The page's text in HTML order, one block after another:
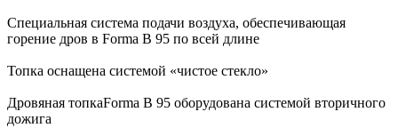
Специальная система подачи воздуха, обеспечивающая
горение дров в Forma B 95 по всей длине
Топка оснащена системой «чистое стекло»
Дровяная топкаForma B 95 оборудована системой вторичного
дожига